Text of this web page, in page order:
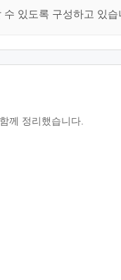
있도록 구성하고 있습
께 정리했습니다.